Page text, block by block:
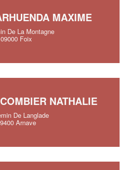
MAXIME
De La Montagne
09000 Foix
NATHALIE
De Langlade
Arnave